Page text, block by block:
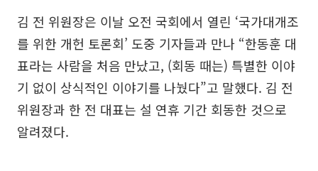
김 전 위원장은 이날 오전 국회에서 열린 ‘국가대개조
를 위한 개헌 토론회’ 도중 기자들과 만나 “한동훈 대
표라는 사람을 처음 만났고, (회동 때는) 특별한 이야
기 없이 상식적인 이야기를 나눴다”고 말했다. 김 전
위원장과 한 전 대표는 설 연휴 기간 회동한 것으로
알려졌다.